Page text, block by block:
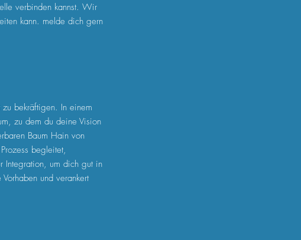
verbinden kannst. Wir
kann. melde dich gern
bekräftigen. In einem
zu dem du deine Vision
Baum Hain von
begleitet,
Integration, um dich gut in
und verankert